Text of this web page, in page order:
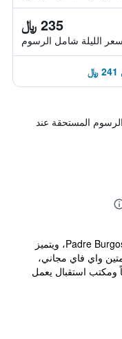
235 ﷼
سعر الليلة شامل الرسوم
المستحقة عند
يقع مكان إقامة "Kuting Reef Resort" في Padre Burgos، ويتميز
واي فاي مجاني،
ومكتب استقبال يعمل